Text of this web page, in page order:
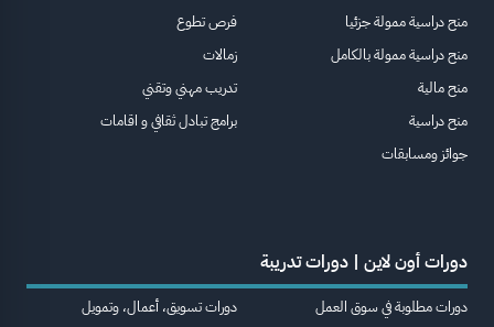
منح دراسية ممولة جزئيا
منح دراسية ممولة بالكامل
منح مالية
منح دراسية
جوائز ومسابقات
فرص تطوع
زمالات
تدريب مهني وتقني
برامج تبادل ثقافي و اقامات
دورات أون لاين | دورات تدريبة
دورات مطلوبة في سوق العمل
دورات تسويق، أعمال، وتمويل